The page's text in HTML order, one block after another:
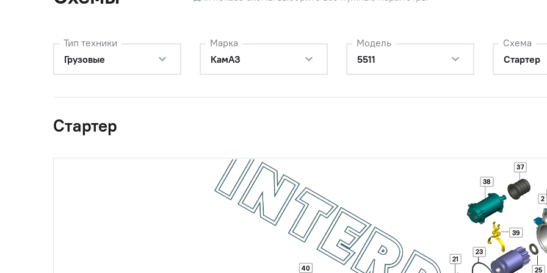
Тип техники
Грузовые
Марка
КамАЗ
Модель
5511
Схема
Стартер
Стартер
2
21
23
25
37
38
39
40
0 СТ142-3708817 Пружина
Наличие
Обратитесь к
0 СТ142-3708816 Скоба
Наличие
(СТ142-Б2/
Цена
26 144
Стартер редукторный 24В 5500Вт z=10
КамАЗ, УРАЛ, ВгТЗ, дв. КамАЗ, АМЗ
Цена
15 772